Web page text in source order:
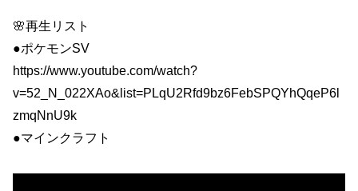
🌸再生リスト
●ポケモンSV
https://www.youtube.com/watch?
v=52_N_022XAo&list=PLqU2Rfd9bz6FebSPQYhQqeP6l
zmqNnU9k
●マインクラフト